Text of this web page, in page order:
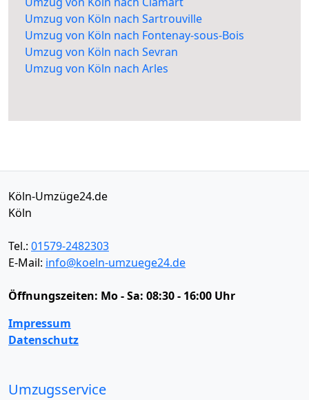
Umzug von Köln nach Sartrouville
Umzug von Köln nach Fontenay-sous-Bois
Umzug von Köln nach Sevran
Umzug von Köln nach Arles
Köln-Umzüge24.de
Köln
Tel.: 01579-2482303
E-Mail: info@koeln-umzuege24.de
Öffnungszeiten: Mo - Sa: 08:30 - 16:00 Uhr
Impressum
Datenschutz
Umzugsservice